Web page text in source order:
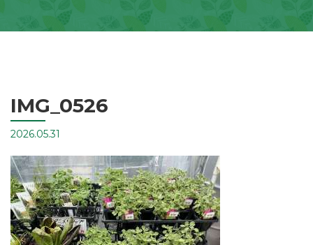
IMG_0526
2026.05.31